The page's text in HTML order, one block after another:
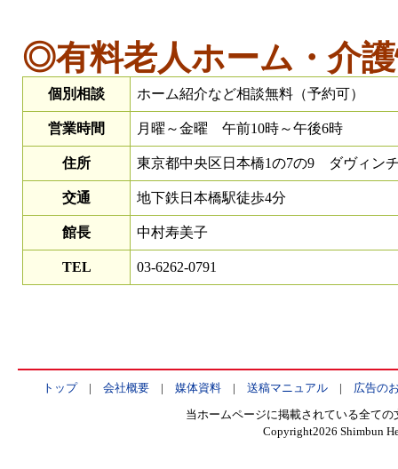
◎有料老人ホーム・介
個別相談 ホーム紹介など相談無料（予約可）
営業時間 月曜～金曜 午前10時～午後6時
住所 東京都中央区日本橋1の7の9 ダヴィン
交通 地下鉄日本橋駅徒歩4分
館長 中村寿美子
TEL 03-6262-0791
トップ| 会社概要| 媒体資料| 送稿マニュアル| 広告の
当ホームページに掲載されている全て
Copyright2026 Shimbun